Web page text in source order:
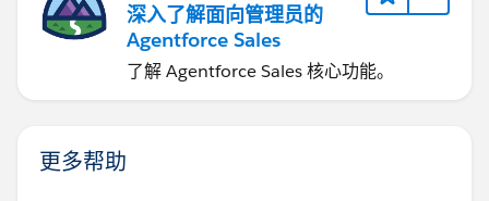
深入了解面向管理员的
Agentforce Sales
了解 Agentforce Sales 核心功能。
更多帮助